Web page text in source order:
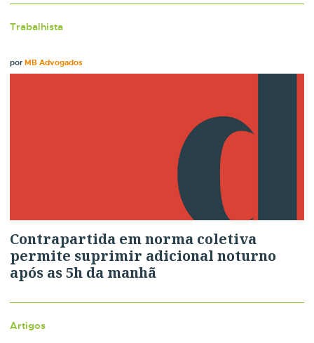
Trabalhista
porMB Advogados
Contrapartida em norma coletiva
permite suprimir adicional noturno
após as 5h da manhã
Artigos